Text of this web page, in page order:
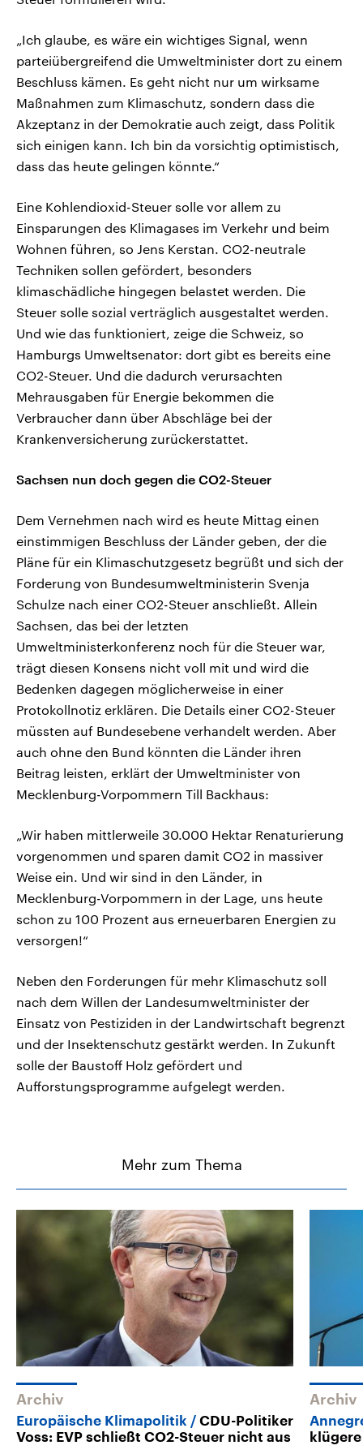
„Ich glaube, es wäre ein wichtiges Signal, wenn
parteiübergreifend die Umweltminister dort zu einem
Beschluss kämen. Es geht nicht nur um wirksame
Maßnahmen zum Klimaschutz, sondern dass die
Akzeptanz in der Demokratie auch zeigt, dass Politik
sich einigen kann. Ich bin da vorsichtig optimistisch,
dass das heute gelingen könnte.“
Eine Kohlendioxid-Steuer solle vor allem zu
Einsparungen des Klimagases im Verkehr und beim
Wohnen führen, so Jens Kerstan. CO2-neutrale
Techniken sollen gefördert, besonders
klimaschädliche hingegen belastet werden. Die
Steuer solle sozial verträglich ausgestaltet werden.
Und wie das funktioniert, zeige die Schweiz, so
Hamburgs Umweltsenator: dort gibt es bereits eine
CO2-Steuer. Und die dadurch verursachten
Mehrausgaben für Energie bekommen die
Verbraucher dann über Abschläge bei der
Krankenversicherung zurückerstattet.
Sachsen nun doch gegen die CO2-Steuer
Dem Vernehmen nach wird es heute Mittag einen
einstimmigen Beschluss der Länder geben, der die
Pläne für ein Klimaschutzgesetz begrüßt und sich der
Forderung von Bundesumweltministerin Svenja
Schulze nach einer CO2-Steuer anschließt. Allein
Sachsen, das bei der letzten
Umweltministerkonferenz noch für die Steuer war,
trägt diesen Konsens nicht voll mit und wird die
Bedenken dagegen möglicherweise in einer
Protokollnotiz erklären. Die Details einer CO2-Steuer
müssten auf Bundesebene verhandelt werden. Aber
auch ohne den Bund könnten die Länder ihren
Beitrag leisten, erklärt der Umweltminister von
Mecklenburg-Vorpommern Till Backhaus:
„Wir haben mittlerweile 30.000 Hektar Renaturierung
vorgenommen und sparen damit CO2 in massiver
Weise ein. Und wir sind in den Länder, in
Mecklenburg-Vorpommern in der Lage, uns heute
schon zu 100 Prozent aus erneuerbaren Energien zu
versorgen!“
Neben den Forderungen für mehr Klimaschutz soll
nach dem Willen der Landesumweltminister der
Einsatz von Pestiziden in der Landwirtschaft begrenzt
und der Insektenschutz gestärkt werden. In Zukunft
solle der Baustoff Holz gefördert und
Aufforstungsprogramme aufgelegt werden.
Mehr zum Thema
Archiv
Europäische Klimapolitik
CDU-Politiker
Voss: EVP schließt CO2-Steuer nicht aus
Archiv